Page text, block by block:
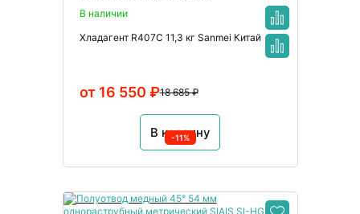
В наличии
Хладагент R407C 11,3 кг Sanmei Китай
18 685 ₽
от 16 550 ₽
В корзину
-11%